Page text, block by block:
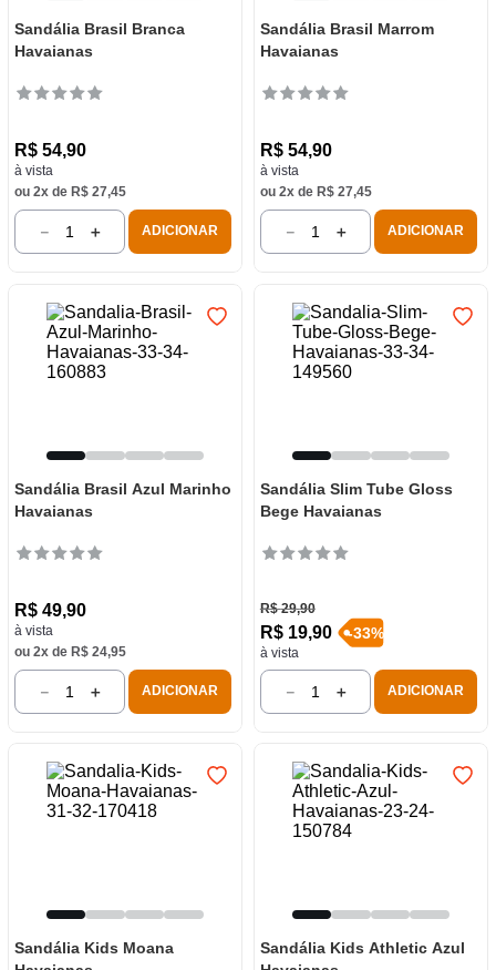
Sandália Brasil Branca
Havaianas
R$ 54,90
à vista
ou 2x de R$ 27,45
＋
－ ADICIONAR
Sandália Brasil Marrom
Havaianas
R$ 54,90
à vista
ou 2x de R$ 27,45
＋
－ ADICIONAR
Sandália Brasil Azul Marinho
Havaianas
R$ 49,90
à vista
ou 2x de R$ 24,95
＋
－ ADICIONAR
Sandália Slim Tube Gloss
Bege Havaianas
R$ 29,90
R$ 19,90
à vista
-33%
＋
－ ADICIONAR
Sandália Kids Moana
Sandália Kids Athletic Azul